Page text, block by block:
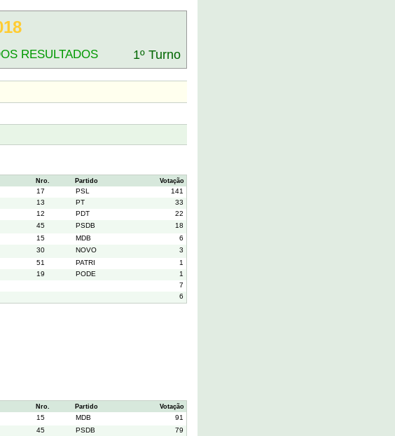
RESULTADOS 1º Turno
Nro. Partido Votação
17 PSL
141
13 PT
33
12 PDT
22
45 PSDB
18
15 MDB
6
30 NOVO
3
51 PATRI
1
19 PODE
1
7
6
Nro. Partido Votação
15 MDB
91
45 PSDB
79